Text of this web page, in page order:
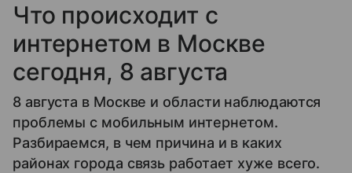
Что происходит с
интернетом в Москве
сегодня, 8 августа
8 августа в Москве и области наблюдаются
проблемы с мобильным интернетом.
Разбираемся, в чем причина и в каких
районах города связь работает хуже всего.